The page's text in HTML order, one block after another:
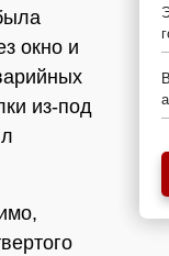
окно и
из-под